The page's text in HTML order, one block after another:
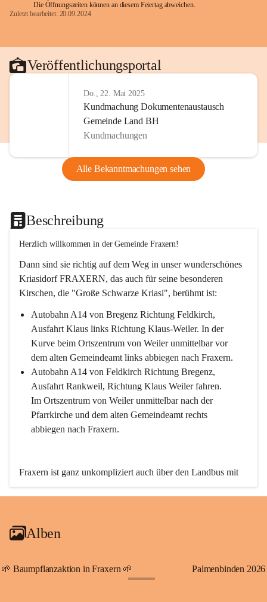
Die Öffnungszeiten können an diesem Feiertag abweichen.
Zuletzt bearbeitet: 20.09.2024
Veröffentlichungsportal
Do., 22. Mai 2025
Kundmachung Dokumentenaustausch
Gemeinde Land BH
Kundmachungen
Alle Bekanntmachungen sehen
Beschreibung
Herzlich willkommen in der Gemeinde Fraxern!
Dann sind sie richtig auf dem Weg in unser wunderschönes
Kriasidorf FRAXERN, das auch für seine besonderen
Kirschen, die "Große Schwarze Kriasi", berühmt ist:
Autobahn A14 von Bregenz Richtung Feldkirch,
Ausfahrt Klaus links Richtung Klaus-Weiler. In der
Kurve beim Ortszentrum von Weiler unmittelbar vor
dem alten Gemeindeamt links abbiegen nach Fraxern.
Autobahn A14 von Feldkirch Richtung Bregenz,
Ausfahrt Rankweil, Richtung Klaus Weiler fahren.
Im Ortszentrum von Weiler unmittelbar nach der
Pfarrkirche und dem alten Gemeindeamt rechts
abbiegen nach Fraxern.
Fraxern ist ganz unkompliziert auch über den Landbus mit
den öffentlichen Verkehrsmitteln zu erreichen. Die Linie
An Samstagen, Sonn- und Feiertagen können Sie bequem
persönlichen Linienbus zur gewünschten Zeit zu Ihrer
Haltestelle bestellen. Sowohl von Weiler kommend nach
Alben
🌱 Baumpflanzaktion in Fraxern 🌱 Palmenbinden 2026